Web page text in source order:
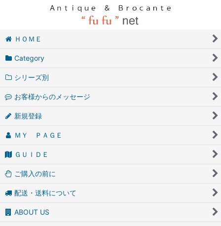
ＨＯＭＥ
Category
シリーズ別
お客様からのメッセージ
新規登録
ＭＹ ＰＡＧＥ
ＧＵＩＤＥ
ご購入の前に
配送・送料について
ABOUT US